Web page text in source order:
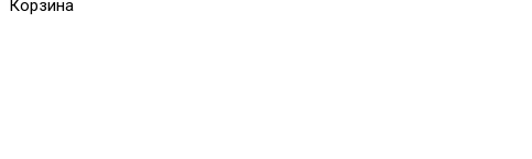
Корзина